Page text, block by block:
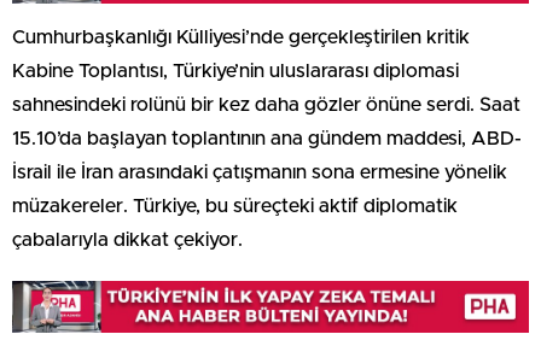
Cumhurbaşkanlığı Külliyesi’nde gerçekleştirilen kritik
Kabine Toplantısı, Türkiye’nin uluslararası diplomasi
sahnesindeki rolünü bir kez daha gözler önüne serdi. Saat
15.10’da başlayan toplantının ana gündem maddesi, ABD-
İsrail ile İran arasındaki çatışmanın sona ermesine yönelik
müzakereler. Türkiye, bu süreçteki aktif diplomatik
çabalarıyla dikkat çekiyor.